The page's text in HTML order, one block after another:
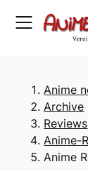
Anime
Archive
Reviews
Anime-
Anime